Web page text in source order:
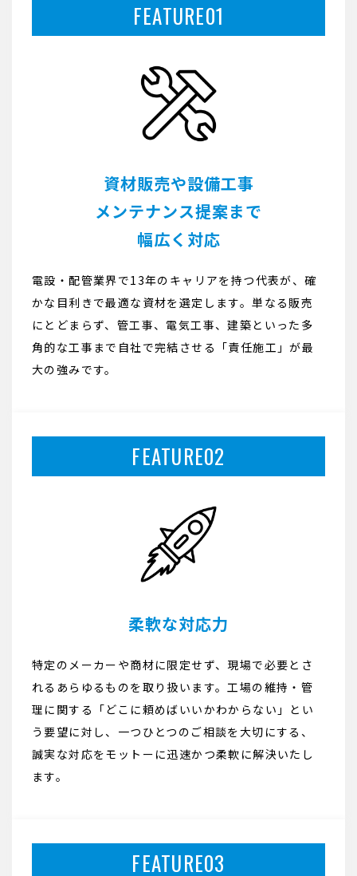
FEATURE01
資材販売や設備工事
メンテナンス提案まで
幅広く対応
電設・配管業界で13年のキャリアを持つ代表が、確
かな目利きで最適な資材を選定します。単なる販売
にとどまらず、管工事、電気工事、建築といった多
角的な工事まで自社で完結させる「責任施工」が最
大の強みです。
FEATURE02
柔軟な対応力
特定のメーカーや商材に限定せず、現場で必要とさ
れるあらゆるものを取り扱います。工場の維持・管
理に関する「どこに頼めばいいかわからない」とい
う要望に対し、一つひとつのご相談を大切にする、
誠実な対応をモットーに迅速かつ柔軟に解決いたし
ます。
FEATURE03